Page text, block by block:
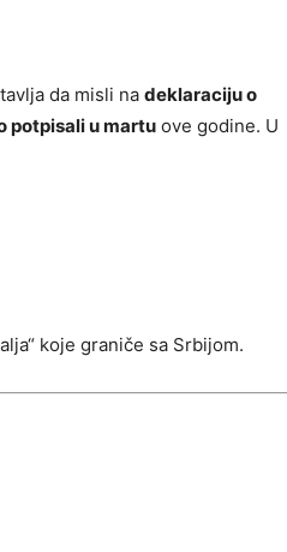
da misli na deklaraciju o
potpisali u martu ove godine. U
koje graniče sa Srbijom.